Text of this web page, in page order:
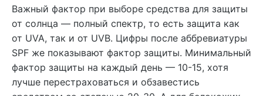
Важный фактор при выборе средства для защиты
от солнца — полный спектр, то есть защита как
от UVA, так и от UVB. Цифры после аббревиатуры
SPF же показывают фактор защиты. Минимальный
фактор защиты на каждый день — 10-15, хотя
лучше перестраховаться и обзавестись